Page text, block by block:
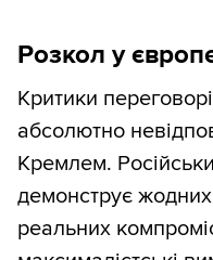
Розкол у
Критики
абсолютно
Кремлем.
демонструє жодних
реальних